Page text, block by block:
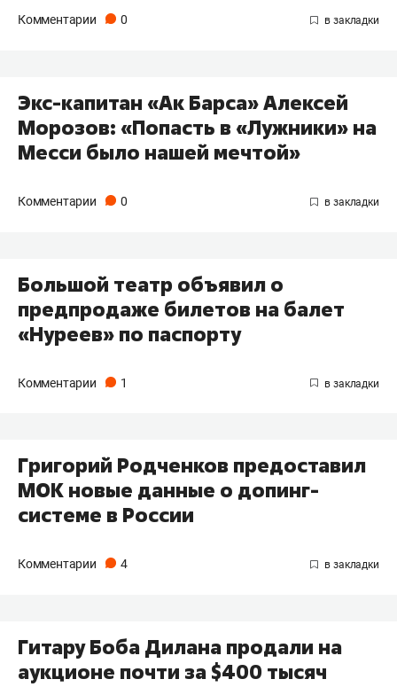
Комментарии 0
Экс-капитан «Ак Барса» Алексей
Морозов: «Попасть в «Лужники» на
Месси было нашей мечтой»
Комментарии 0
​Большой театр объявил о
предпродаже билетов на балет
«Нуреев» по паспорту
Комментарии 1
​Григорий Родченков предоставил
МОК новые данные о допинг-
системе в России
Комментарии 4
​Гитару Боба Дилана продали на
аукционе почти за $400 тысяч